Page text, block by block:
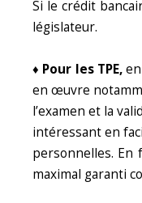
Si le crédit
législateur.
♦ Pour les TPE,en
en œuvre
l’examen et la
intéressant en
personnelles. En
maximal garanti